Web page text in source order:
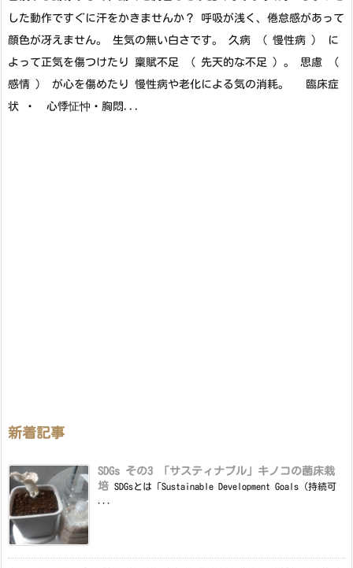
した動作ですぐに汗をかきませんか？ 呼吸が浅く、倦怠感があって
顔色が冴えません。 生気の無い白さです。 久病 （ 慢性病 ） に
よって正気を傷つけたり 稟賦不足 （ 先天的な不足 ）。 思慮 （
感情 ） が心を傷めたり 慢性病や老化による気の消耗。 臨床症
状 ・ 心悸怔忡・胸悶...
新着記事
SDGs その3 「サスティナブル」キノコの菌床栽
培 SDGsとは「Sustainable Development Goals（持続可